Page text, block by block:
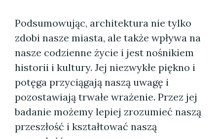
Podsumowując, architektura nie tylko
zdobi nasze miasta, ale także wpływa na
nasze codzienne życie i jest nośnikiem
historii i kultury. Jej niezwykłe piękno i
potęga przyciągają naszą uwagę i
pozostawiają trwałe wrażenie. Przez jej
badanie możemy lepiej zrozumieć naszą
przeszłość i kształtować naszą